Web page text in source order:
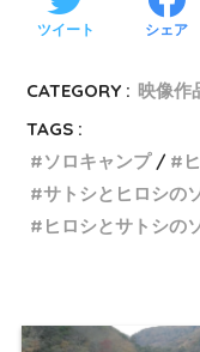
ツイート シェア
CATEGORY : 映像作
TAGS :
ソロキャンプ
サトシとヒロシの
ヒロシとサトシの